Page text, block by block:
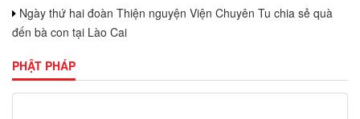
Ngày thứ hai đoàn Thiện nguyện Viện Chuyên Tu chia sẻ quà
đến bà con tại Lào Cai
PHẬT PHÁP